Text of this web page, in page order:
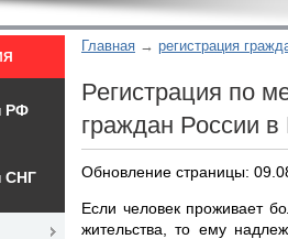
Главная регистрация
Регистрация по
граждан России в
Обновление страницы:
Если человек проживает
жительства, то ему
РФ
СНГ